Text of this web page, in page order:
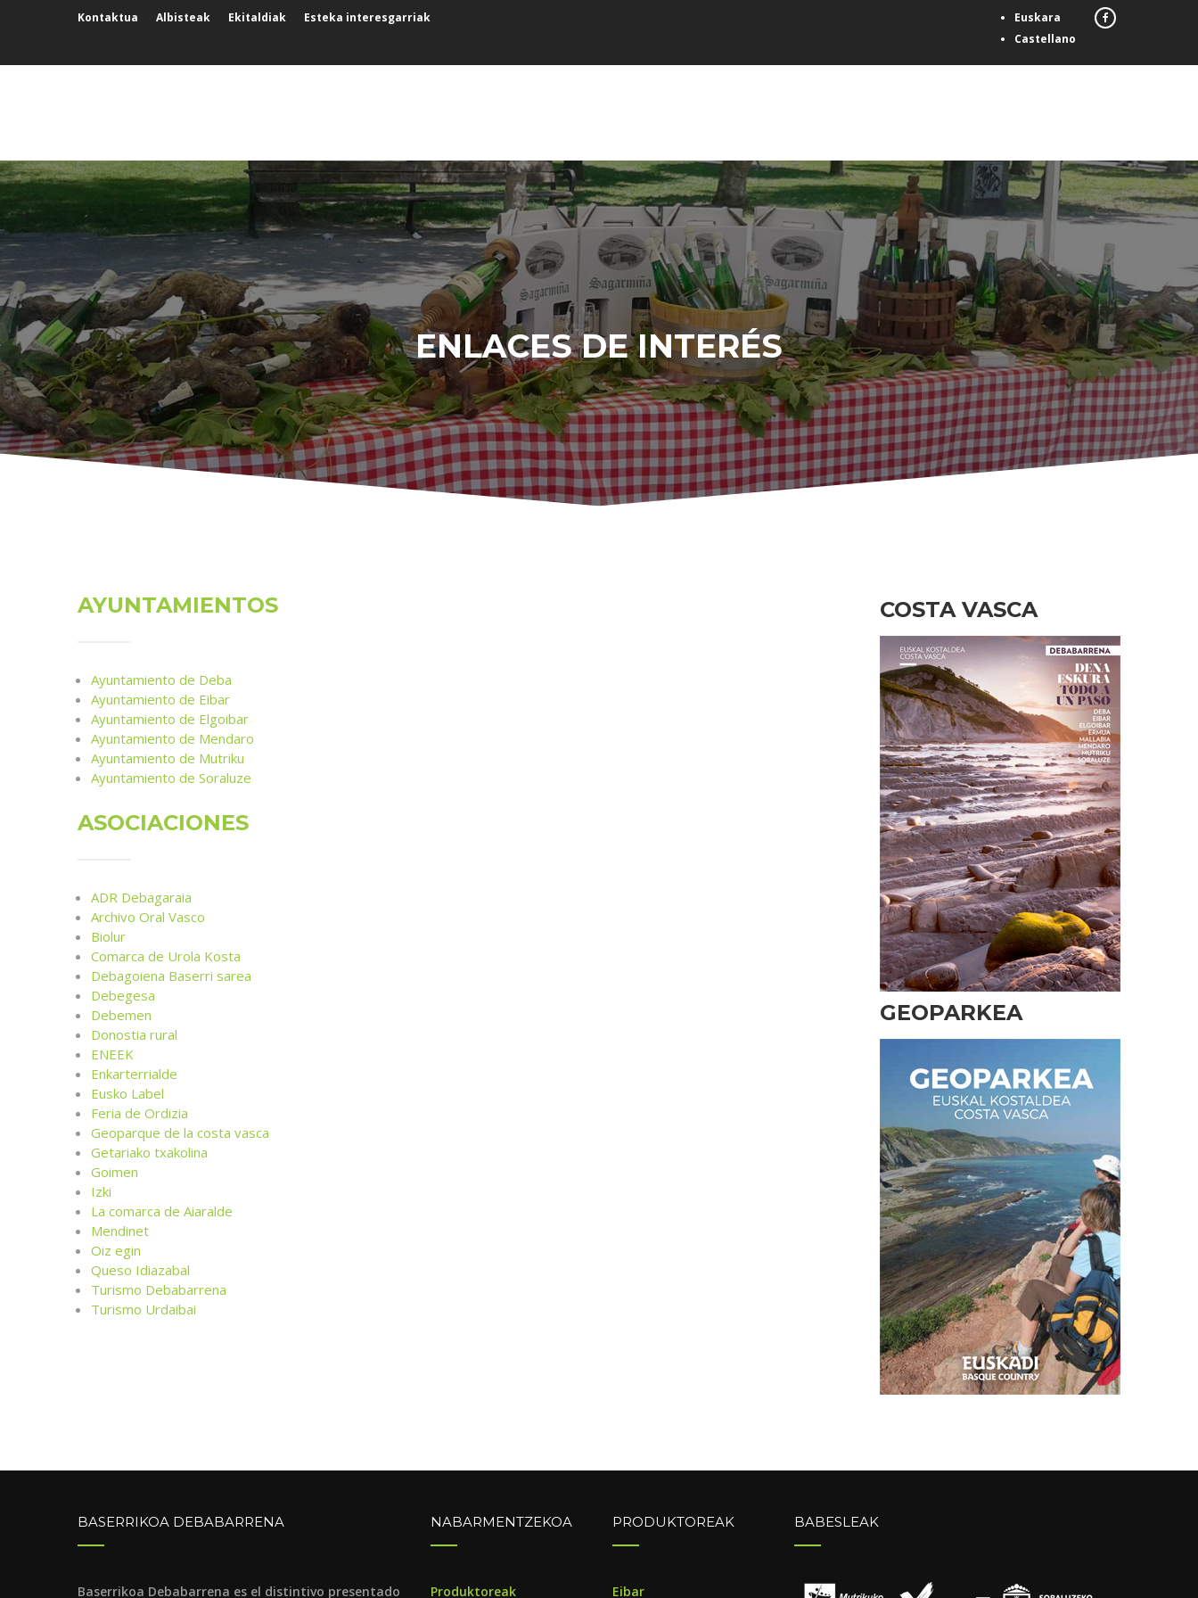
Kontaktua Albisteak Ekitaldiak Esteka interesgarriak
Euskara
Castellano
ENLACES DE INTERÉS
AYUNTAMIENTOS
Ayuntamiento de Deba
Ayuntamiento de Eibar
Ayuntamiento de Elgoibar
Ayuntamiento de Mendaro
Ayuntamiento de Mutriku
Ayuntamiento de Soraluze
ASOCIACIONES
ADR Debagaraia
Archivo Oral Vasco
Biolur
Comarca de Urola Kosta
Debagoiena Baserri sarea
Debegesa
Debemen
Donostia rural
ENEEK
Enkarterrialde
Eusko Label
Feria de Ordizia
Geoparque de la costa vasca
Getariako txakolina
Goimen
Izki
La comarca de Aiaralde
Mendinet
Oiz egin
Queso Idiazabal
Turismo Debabarrena
Turismo Urdaibai
COSTA VASCA
GEOPARKEA
BASERRIKOA DEBABARRENA
Baserrikoa Debabarrena es el distintivo presentado
NABARMENTZEKOA
Produktoreak
PRODUKTOREAK
Eibar
BABESLEAK